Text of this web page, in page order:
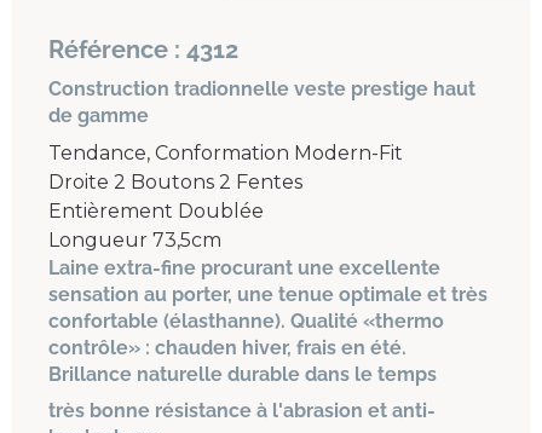
Référence : 4312
Construction tradionnelle veste prestige haut
de gamme
Tendance, Conformation Modern-Fit
Droite 2 Boutons 2 Fentes
Entièrement Doublée
Longueur 73,5cm
Laine extra-fine procurant une excellente
sensation au porter, une tenue optimale et très
confortable (élasthanne). Qualité «thermo
contrôle» : chauden hiver, frais en été.
Brillance naturelle durable dans le temps
très bonne résistance à l'abrasion et anti-